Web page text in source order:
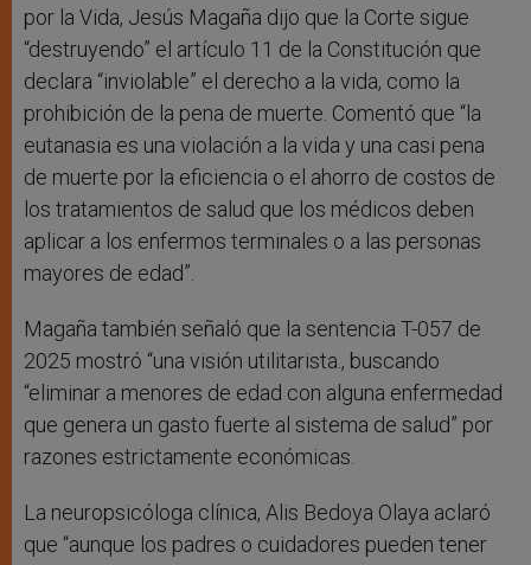
por la Vida, Jesús Magaña dijo que la Corte sigue
“destruyendo” el artículo 11 de la Constitución que
declara “inviolable” el derecho a la vida, como la
prohibición de la pena de muerte. Comentó que “la
eutanasia es una violación a la vida y una casi pena
de muerte por la eficiencia o el ahorro de costos de
los tratamientos de salud que los médicos deben
aplicar a los enfermos terminales o a las personas
mayores de edad”.
Magaña también señaló que la sentencia T-057 de
2025 mostró “una visión utilitarista., buscando
“eliminar a menores de edad con alguna enfermedad
que genera un gasto fuerte al sistema de salud” por
razones estrictamente económicas.
La neuropsicóloga clínica, Alis Bedoya Olaya aclaró
que “aunque los padres o cuidadores pueden tener